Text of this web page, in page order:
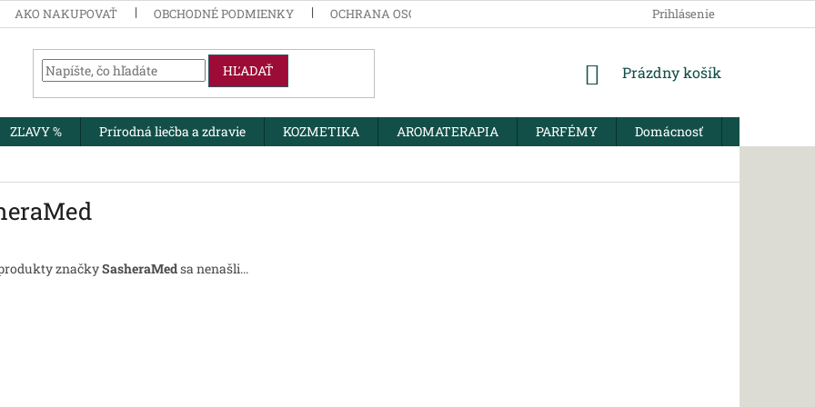
AKO NAKUPOVAŤ OBCHODNÉ PODMIENKY OCHRANA OSOBNÝCH ÚDAJOV Prihlásenie
HĽADAŤ
NÁKUPNÝ
Prázdny košík
ZĽAVY % Prírodná liečba a zdravie KOZMETIKA AROMATERAPIA PARFÉMY Domácnosť
značkySasheraMedsa nenašli...